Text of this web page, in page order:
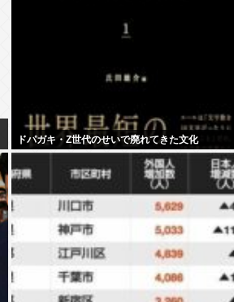
ドパガキ・Z世代のせいで廃れてきた文化